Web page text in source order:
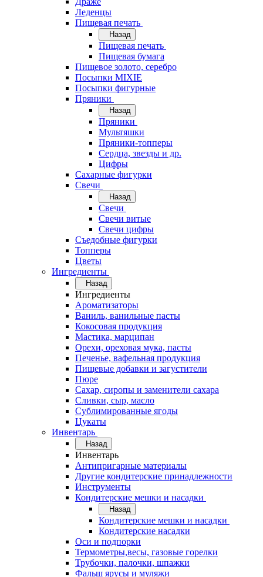
Леденцы
Пищевая печать
Назад
Пищевая печать
Пищевая бумага
Пищевое золото, серебро
Посыпки MIXIE
Посыпки фигурные
Пряники
Назад
Пряники
Мультяшки
Пряники-топперы
Сердца, звезды и др.
Цифры
Сахарные фигурки
Свечи
Назад
Свечи
Свечи витые
Свечи цифры
Съедобные фигурки
Топперы
Цветы
Ингредиенты
Назад
Ингредиенты
Ароматизаторы
Ваниль, ванильные пасты
Кокосовая продукция
Мастика, марципан
Орехи, ореховая мука, пасты
Печенье, вафельная продукция
Пищевые добавки и загустители
Пюре
Сахар, сиропы и заменители сахара
Сливки, сыр, масло
Сублимированные ягоды
Цукаты
Инвентарь
Назад
Инвентарь
Антипригарные материалы
Другие кондитерские принадлежности
Инструменты
Кондитерские мешки и насадки
Назад
Кондитерские мешки и насадки
Кондитерские насадки
Оси и подпорки
Термометры,весы, газовые горелки
Трубочки, палочки, шпажки
Фальш ярусы и муляжи